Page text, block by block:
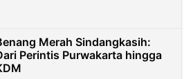
Merah Sindangkasih:
Perintis Purwakarta hingga